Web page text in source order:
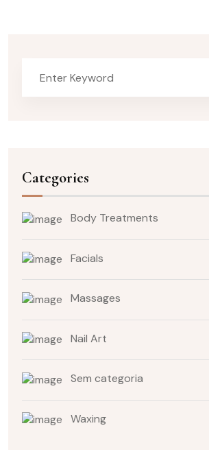
Categories
Body Treatments
Facials
Massages
Nail Art
Sem categoria
Waxing